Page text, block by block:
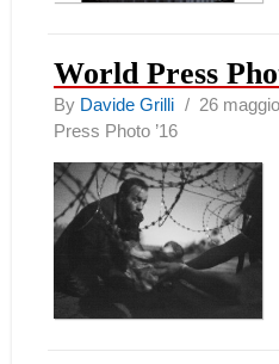
World Press
By Davide Grilli / 26
Press Photo ’16